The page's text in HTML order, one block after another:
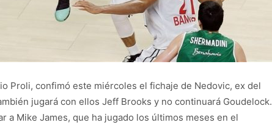
Proli, confimó este miércoles el fichaje de Nedovic, ex del
jugará con ellos Jeff Brooks y no continuará Goudelock.
a Mike James, que ha jugado los últimos meses en el